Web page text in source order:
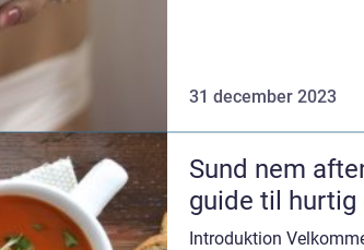
31 december 2023
Sund nem
guide til hurtig
Introduktion